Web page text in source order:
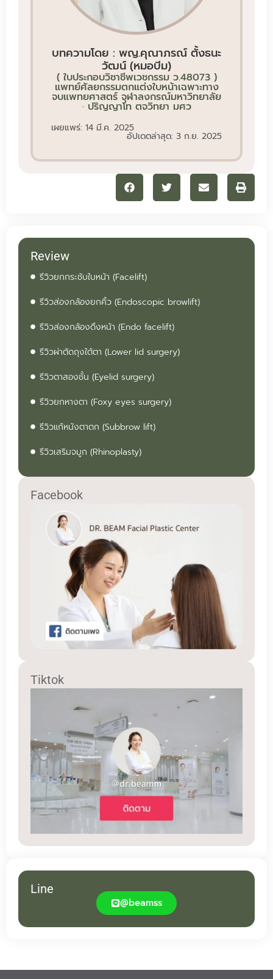
บทความโดย : พญ.คุณาภรณ์ ตั้งธนะ
วัฒน์ (หมอบีม)
( ใบประกอบวิชาชีพเวชกรรม ว.48073 )
แพทย์ศัลยกรรมตกแต่งใบหน้าเฉพาะทาง
จบแพทยศาสตร์ จุฬาลงกรณ์มหาวิทยาลัย
· ปริญญาโท ตจวิทยา มศว
เผยแพร่: 14 มี.ค. 2025
อัปเดตล่าสุด: 3 ก.ย. 2025
Review
รีวิวยกกระชับใบหน้า (Facelift)
รีวิวส่องกล้องยกคิ้ว (Endoscopic browlift)
รีวิวส่องกล้องดึงหน้า (Endo facelift)
รีวิวผ่าตัดถุงใต้ตา (Lower lid surgery)
รีวิวตาสองชั้น (Eyelid surgery)
รีวิวยกหางตา (Foxy eyes surgery)
รีวิวแก้หนังตาตก (Subbrow lift)
รีวิวเสริมจมูก (Rhinoplasty)
Facebook
Tiktok
Line
@beamss